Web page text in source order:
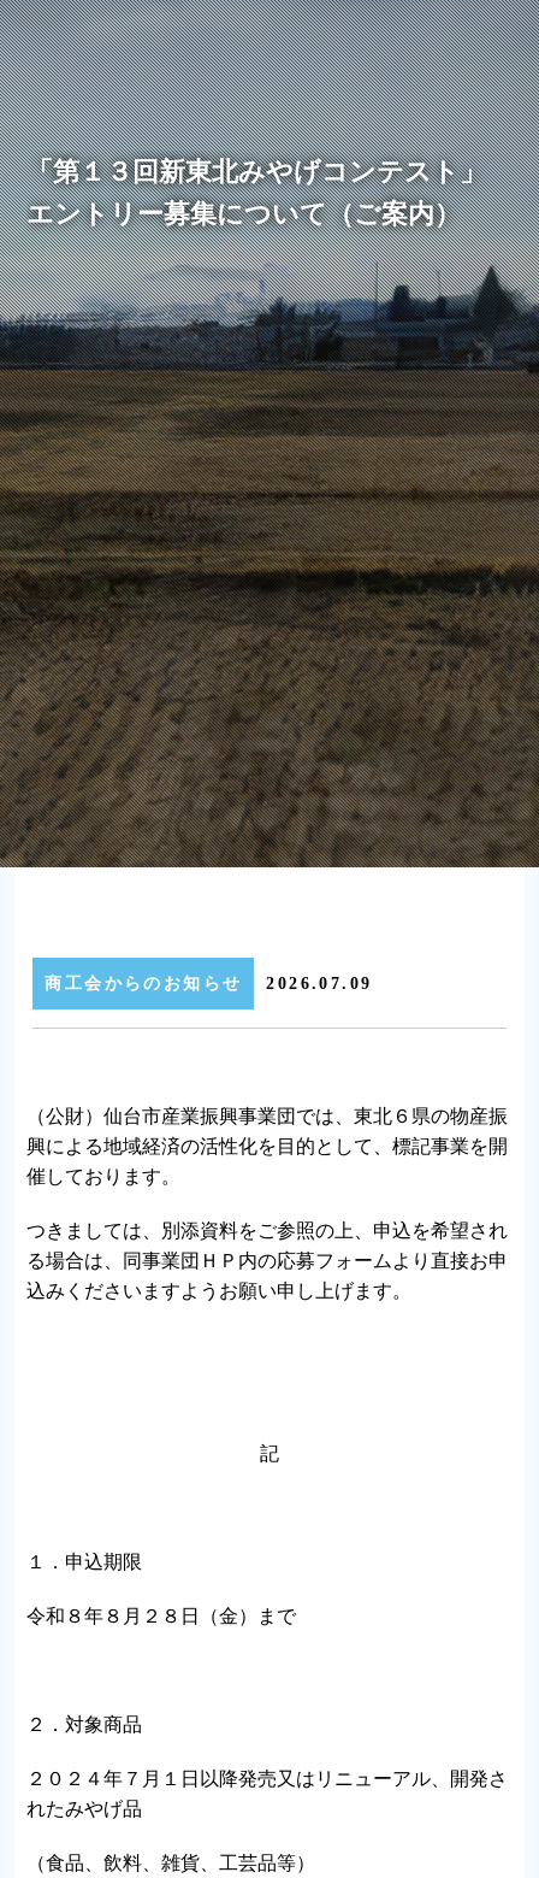
「第１３回新東北みやげコンテスト」
エントリー募集について（ご案内）
商工会からのお知らせ 2026.07.09
（公財）仙台市産業振興事業団では、東北６県の物産振
興による地域経済の活性化を目的として、標記事業を開
催しております。
つきましては、別添資料をご参照の上、申込を希望され
る場合は、同事業団ＨＰ内の応募フォームより直接お申
込みくださいますようお願い申し上げます。
記
１．申込期限
令和８年８月２８日（金）まで
２．対象商品
２０２４年７月１日以降発売又はリニューアル、開発さ
れたみやげ品
（食品、飲料、雑貨、工芸品等）